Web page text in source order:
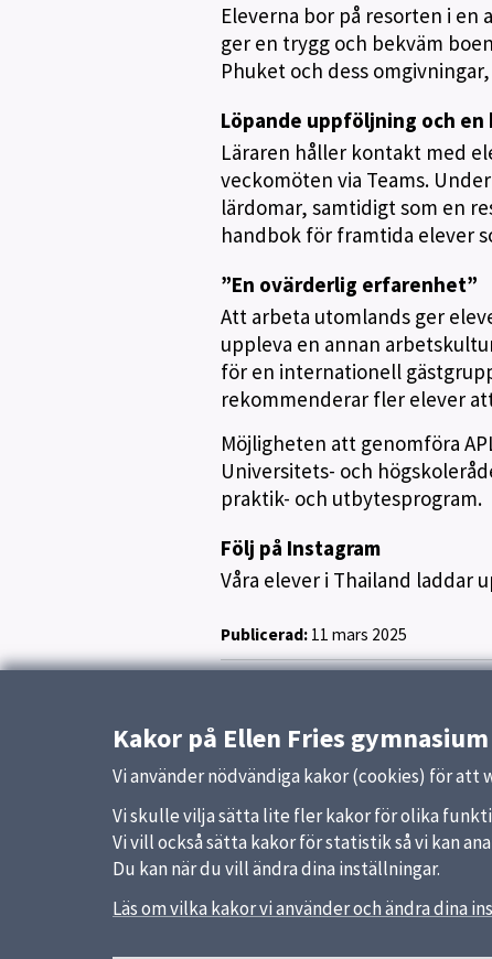
Eleverna bor på resorten i en
ger en trygg och bekväm
Phuket och dess
Löpande uppföljning och
Läraren håller kontakt med
veckomöten via Teams.
lärdomar, samtidigt som en
handbok för framtida elever
”En ovärderlig erfarenhet”
Att arbeta utomlands ger
uppleva en annan
för en internationell
rekommenderar fler elever
Möjligheten att genomföra
Universitets- och
praktik- och utbytesprogram.
Följ på Instagram
Våra elever i Thailand laddar
Publicerad:11 mars 2025
Kakor på Ellen Fries gymnasium
Vi använder nödvändiga kakor (cookies) för att
Vi skulle vilja sätta lite fler kakor för olika
Vi vill också sätta kakor för statistik så vi kan
Du kan när du vill ändra dina inställningar.
Läs om vilka kakor vi använder och ändra dina
SidfotHuvudmeny